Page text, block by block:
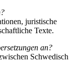
juristische
Texte.
an?
Schwedisch